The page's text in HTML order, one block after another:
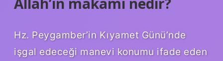
Hz. Peygamber’in Kıyamet Günü’nde
işgal edeceği manevi konumu ifade eden